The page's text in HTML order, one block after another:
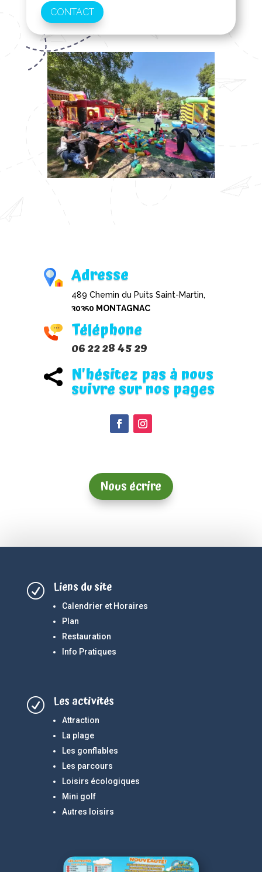
CONTACT
Adresse
489 Chemin du Puits Saint-Martin,
30350 MONTAGNAC
Téléphone
06 22 28 45 29
 N'hésitez pas à nous
suivre sur nos pages
Nous écrire
R Liens du site
Calendrier et Horaires
Plan
Restauration
Info Pratiques
R Les activités
Attraction
La plage
Les gonflables
Les parcours
Loisirs écologiques
Mini golf
Autres loisirs